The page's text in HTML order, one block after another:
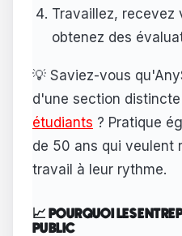
Travaillez, recevez
obtenez des
💡 Saviez-vous
d'une section
étudiants ? Pratique
de 50 ans qui veulent
travail à leur rythme.
📈 POURQUOI LES
PUBLIC